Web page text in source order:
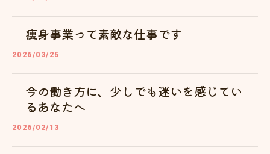
痩身事業って素敵な仕事です
2026/03/25
今の働き方に、少しでも迷いを感じてい
るあなたへ
2026/02/13